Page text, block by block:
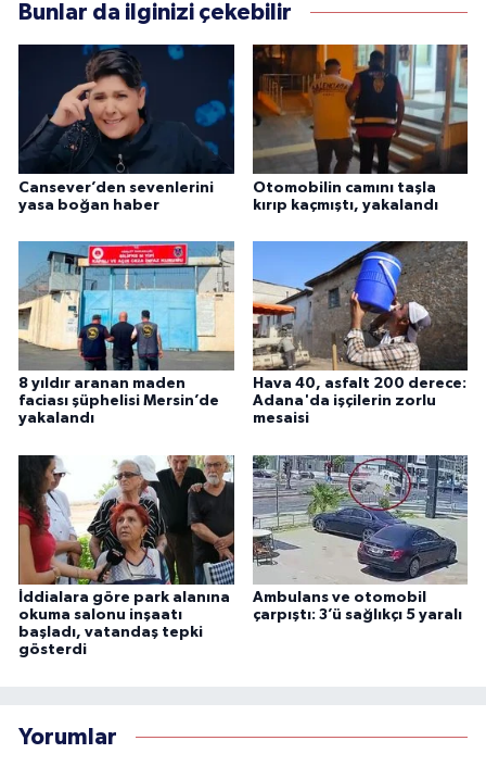
Bunlar da ilginizi çekebilir
Cansever’den sevenlerini
yasa boğan haber
Otomobilin camını taşla
kırıp kaçmıştı, yakalandı
8 yıldır aranan maden
faciası şüphelisi Mersin’de
yakalandı
Hava 40, asfalt 200 derece:
Adana'da işçilerin zorlu
mesaisi
İddialara göre park alanına
okuma salonu inşaatı
başladı, vatandaş tepki
gösterdi
Ambulans ve otomobil
çarpıştı: 3’ü sağlıkçı 5 yaralı
Yorumlar